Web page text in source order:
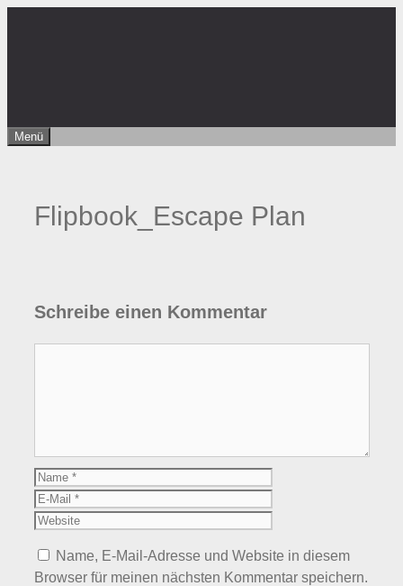
Menü
Flipbook_Escape Plan
Schreibe einen Kommentar
Name
Name, E-Mail-Adresse und Website in diesem
Browser für meinen nächsten Kommentar speichern.